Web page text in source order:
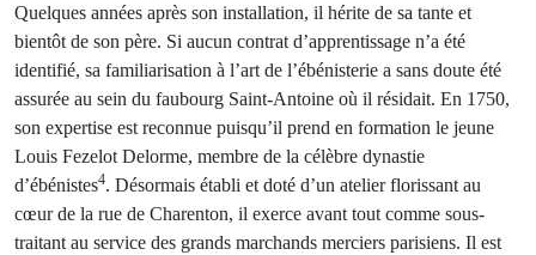
Quelques années après son installation, il hérite de sa tante et
bientôt de son père. Si aucun contrat d’apprentissage n’a été
identifié, sa familiarisation à l’art de l’ébénisterie a sans doute été
assurée au sein du faubourg Saint-Antoine où il résidait. En 1750,
son expertise est reconnue puisqu’il prend en formation le jeune
Louis Fezelot Delorme, membre de la célèbre dynastie
d’ébénistes4. Désormais établi et doté d’un atelier florissant au
cœur de la rue de Charenton, il exerce avant tout comme sous-
traitant au service des grands marchands merciers parisiens. Il est